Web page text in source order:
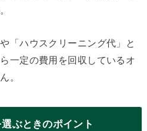
「ハウスクリーニング代」と
一定の費用を回収しているオ
。
ぶときのポイント